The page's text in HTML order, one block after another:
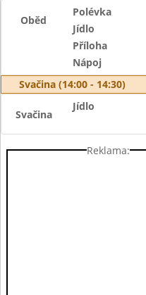
Oběd
Polévka
Jídlo
Příloha
Nápoj
Svačina (14:00 - 14:30)
Svačina
Jídlo
Reklama: